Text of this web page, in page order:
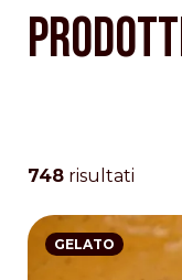
748 risultati
GELATO